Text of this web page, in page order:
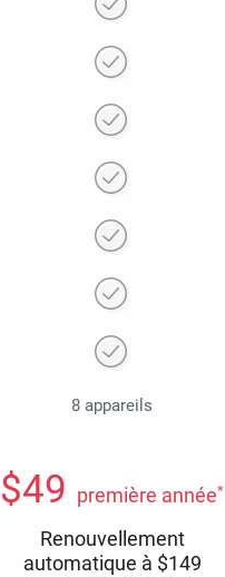
8 appareils
$49 première année*
Renouvellement
automatique à $149